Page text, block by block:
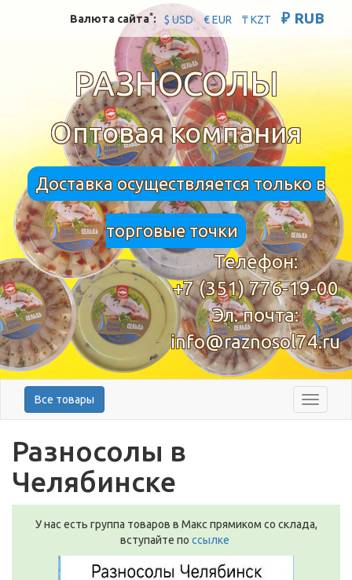
$ USD € EUR ₸ KZT ₽ RUB
Валюта сайта*:
РАЗНОСОЛЫ
Оптовая компания
Доставка осуществляется только в
торговые точки
Телефон:
+7 (351) 776-19-00
Эл. почта:
info@raznosol74.ru
Меню
Все товары
Разносолы в
Челябинске
У нас есть группа товаров в Макс прямиком со склада,
вступайте по ссылке